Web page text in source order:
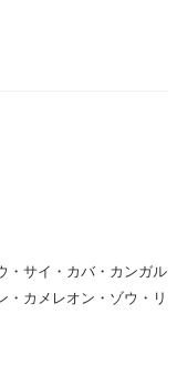
・サイ・カバ・カンガル
・カメレオン・ゾウ・リ